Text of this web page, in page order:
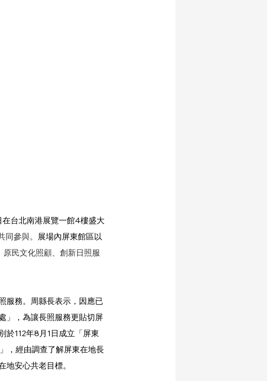
在台北南港展覽一館4樓盛大
參與。
展場內屏東館區以
原民文化照顧、創新日照服
服務。周縣長表示，因應已
」，為讓長照服務更貼切屏
於112年8月1日成立「屏東
，經由調查了解屏東在地長
安心共老目標。